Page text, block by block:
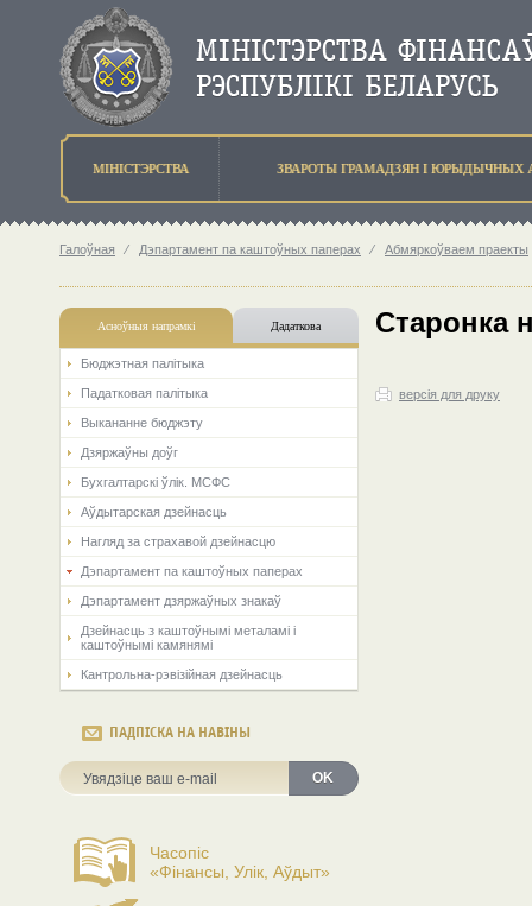
МIНIСТЭРСТВА ЗВАРОТЫ ГРАМАДЗЯН I ЮРЫДЫЧНЫХ
Галоўная ⁄ Дэпартамент па каштоўных паперах ⁄ Абмяркоўваем праекты
Асноўныя напрамкi Дадаткова
Бюджэтная палiтыка
Падатковая палітыка
Выкананне бюджэту
Дзяржаўны доўг
Бухгалтарскі ўлік. МСФС
Аўдытарская дзейнасць
Нагляд за страхавой дзейнасцю
Дэпартамент па каштоўных паперах
Дэпартамент дзяржаўных знакаў
Дзейнасць з каштоўнымі металамі і
каштоўнымі камянямі
Кантрольна-рэвізійная дзейнасць
ПАДПІСКА НА НАВІНЫ
OK
Часопіс
«Фінансы, Улік, Аўдыт»
Старонка
версія для друку